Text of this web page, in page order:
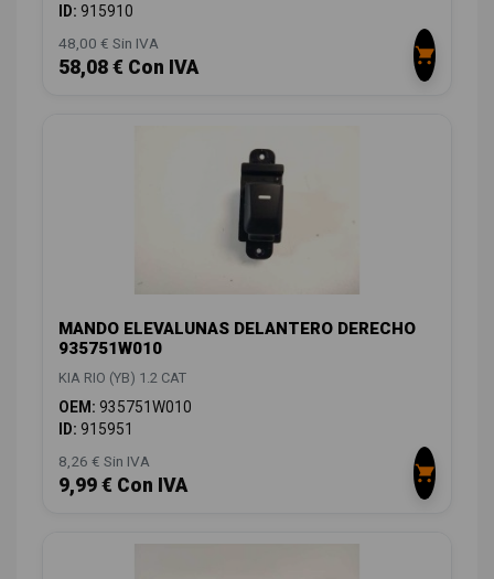
ID: 915910
48,00 € Sin IVA
58,08 € Con IVA
MANDO ELEVALUNAS DELANTERO DERECHO
935751W010
KIA RIO (YB) 1.2 CAT
OEM: 935751W010
ID: 915951
8,26 € Sin IVA
9,99 € Con IVA